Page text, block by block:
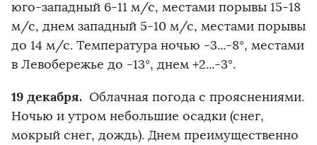
юго-западный 6-11 м/с, местами порывы 15-18
м/с, днем западный 5-10 м/с, местами порывы
до 14 м/с. Температура ночью -3...-8°, местами
в Левобережье до -13°, днем +2...-3°.
19 декабря. Облачная погода с прояснениями.
Ночью и утром небольшие осадки (снег,
мокрый снег, дождь). Днем преимущественно